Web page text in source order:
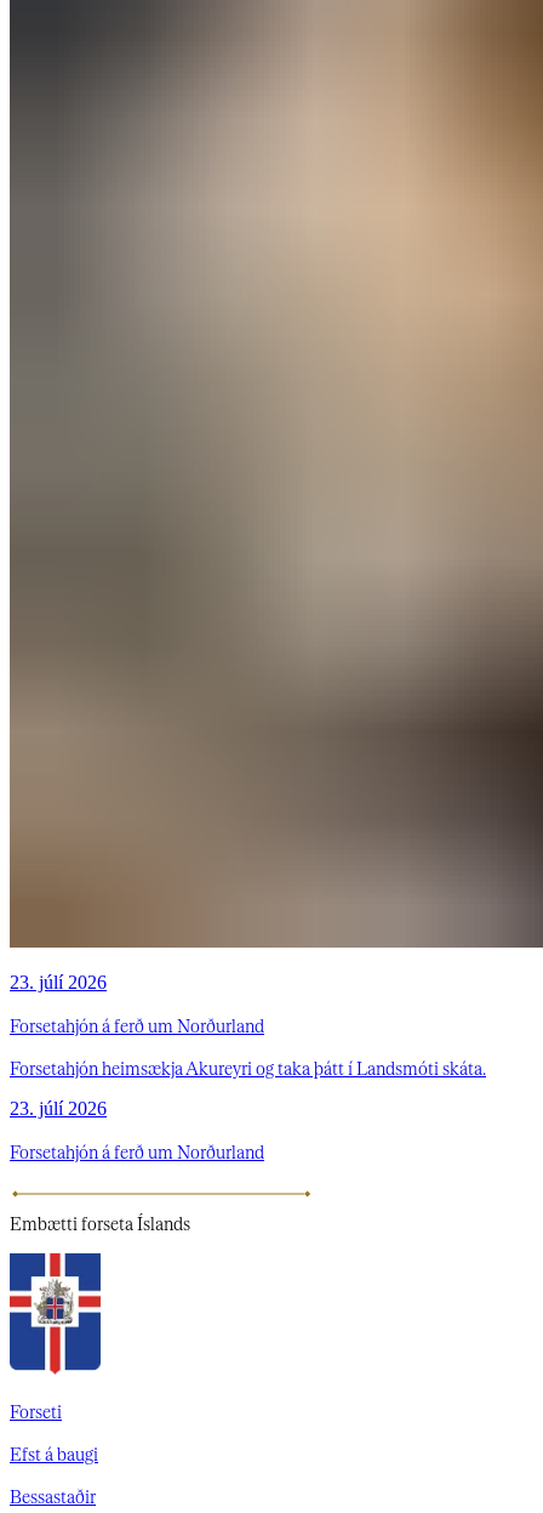
23. júlí 2026
Forsetahjón á ferð um Norðurland
Forsetahjón heimsækja Akureyri og taka þátt í Landsmóti skáta.
23. júlí 2026
Forsetahjón á ferð um Norðurland
Embætti forseta Íslands
Forseti
Efst á baugi
Bessastaðir